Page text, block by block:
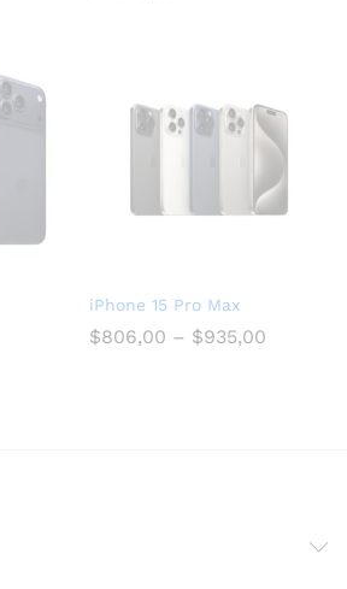
iPhone 15 Pro Max
$806,00 – $935,00